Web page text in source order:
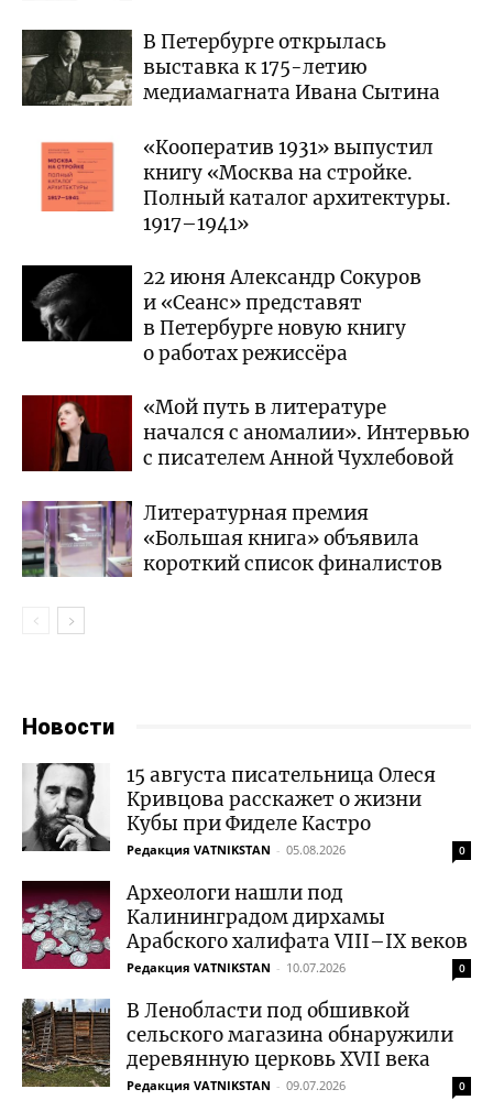
В Петербурге открылась
выставка к 175-летию
медиамагната Ивана Сытина
«Кооператив 1931» выпустил
книгу «Москва на стройке.
Полный каталог архитектуры.
1917–1941»
22 июня Александр Сокуров
и «Сеанс» представят
в Петербурге новую книгу
о работах режиссёра
«Мой путь в литературе
начался с аномалии». Интервью
с писателем Анной Чухлебовой
Литературная премия
«Большая книга» объявила
короткий список финалистов
Новости
15 августа писательница Олеся
Кривцова расскажет о жизни
Кубы при Фиделе Кастро
Редакция VATNIKSTAN - 05.08.2026 0
Археологи нашли под
Калининградом дирхамы
Арабского халифата VIII–IX веков
Редакция VATNIKSTAN - 10.07.2026 0
В Ленобласти под обшивкой
сельского магазина обнаружили
деревянную церковь XVII века
Редакция VATNIKSTAN - 09.07.2026 0